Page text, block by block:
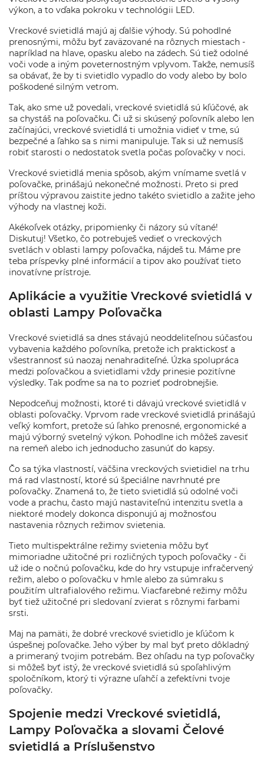
výkon, a to vďaka pokroku v technológii LED.
Vreckové svietidlá majú aj ďalšie výhody. Sú pohodlné
prenosnými, môžu byť zaväzované na rôznych miestach -
napríklad na hlave, opasku alebo na zádech. Sú tiež odolné
voči vode a iným poveternostným vplyvom. Takže, nemusíš
sa obávať, že by ti svietidlo vypadlo do vody alebo by bolo
poškodené silným vetrom.
Tak, ako sme už povedali, vreckové svietidlá sú kľúčové, ak
sa chystáš na poľovačku. Či už si skúsený poľovník alebo len
začínajúci, vreckové svietidlá ti umožnia vidieť v tme, sú
bezpečné a ľahko sa s nimi manipuluje. Tak si už nemusíš
robiť starosti o nedostatok svetla počas poľovačky v noci.
Vreckové svietidlá menia spôsob, akým vnímame svetlá v
poľovačke, prinášajú nekonečné možnosti. Preto si pred
príštou výpravou zaistite jedno takéto svietidlo a zažite jeho
výhody na vlastnej koži.
Akékoľvek otázky, pripomienky či názory sú vítané!
Diskutuj! Všetko, čo potrebuješ vedieť o vreckových
svetlách v oblasti lampy poľovačka, nájdeš tu. Máme pre
teba príspevky plné informácií a tipov ako používať tieto
inovatívne prístroje.
Aplikácie a využitie Vreckové svietidlá v
oblasti Lampy Poľovačka
Vreckové svietidlá sa dnes stávajú neoddeliteľnou súčasťou
vybavenia každého poľovníka, pretože ich praktickosť a
všestrannosť sú naozaj nenahraditeľné. Úzka spolupráca
medzi poľovačkou a svietidlami vždy prinesie pozitívne
výsledky. Tak poďme sa na to pozrieť podrobnejšie.
Nepodceňuj možnosti, ktoré ti dávajú vreckové svietidlá v
oblasti poľovačky. Vprvom rade vreckové svietidlá prinášajú
veľký komfort, pretože sú ľahko prenosné, ergonomické a
majú výborný svetelný výkon. Pohodlne ich môžeš zavesiť
na remeň alebo ich jednoducho zasunúť do kapsy.
Čo sa týka vlastností, väčšina vreckových svietidiel na trhu
má rad vlastností, ktoré sú špeciálne navrhnuté pre
poľovačky. Znamená to, že tieto svietidlá sú odolné voči
vode a prachu, často majú nastaviteľnú intenzitu svetla a
niektoré modely dokonca disponujú aj možnosťou
nastavenia rôznych režimov svietenia.
Tieto multispektrálne režimy svietenia môžu byť
mimoriadne užitočné pri rozličných typoch poľovačky - či
už ide o nočnú poľovačku, kde do hry vstupuje infračervený
režim, alebo o poľovačku v hmle alebo za súmraku s
použitím ultrafialového režimu. Viacfarebné režimy môžu
byť tiež užitočné pri sledovaní zvierat s rôznymi farbami
srsti.
Maj na pamäti, že dobré vreckové svietidlo je kľúčom k
úspešnej poľovačke. Jeho výber by mal byť preto dôkladný
a primeraný tvojim potrebám. Bez ohľadu na typ poľovačky
si môžeš byť istý, že vreckové svietidlá sú spoľahlivým
spoločníkom, ktorý ti výrazne uľahčí a zefektívni tvoje
poľovačky.
Spojenie medzi Vreckové svietidlá,
Lampy Poľovačka a slovami Čelové
svietidlá a Príslušenstvo